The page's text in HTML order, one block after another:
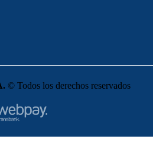
© Todos los derechos reservados